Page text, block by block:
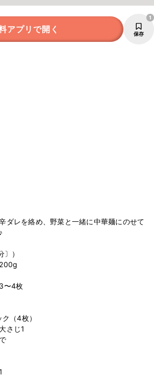
アプリで開く 保存
1
ダレを絡め、野菜と一緒に中華麺にのせて
）
4枚
（4枚）
さじ1